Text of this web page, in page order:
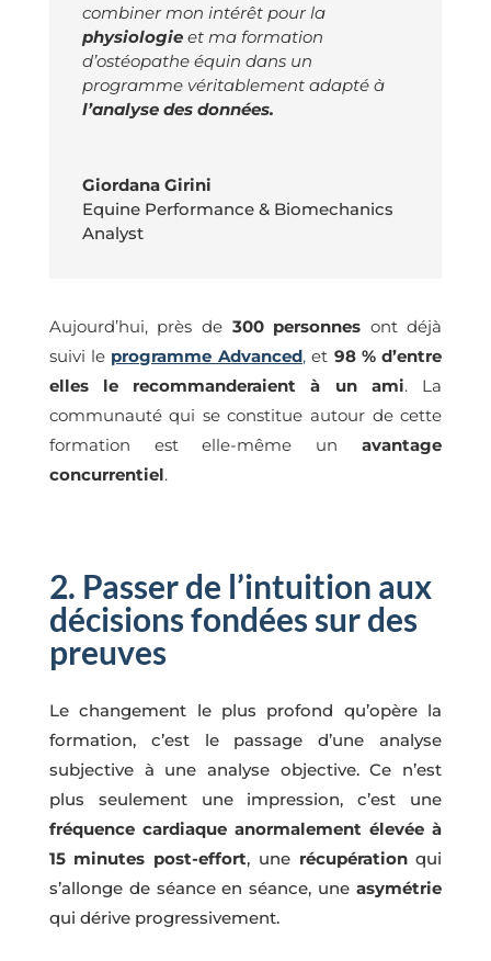
combiner mon intérêt pour la
physiologieet ma formation
d’ostéopathe équin dans un
programme véritablement adapté à
l’analyse des données.
Giordana Girini
Equine Performance & Biomechanics
Analyst
Aujourd’hui, près de 300 personnes ont déjà
suivi le programme Advanced,et 98 % d’entre
elles le recommanderaient à un ami. La
communauté qui se constitue autour de cette
formation est elle-même unavantage
concurrentiel.
2. Passer de l’intuition aux
décisions fondées sur des
preuves
Le changement le plus profond qu’opère la
formation, c’est le passage d’une analyse
subjective à une analyse objective. Ce n’est
plus seulement une impression, c’est une
fréquence cardiaque anormalement élevée à
15 minutes post-effort, une récupérationqui
s’allonge de séance en séance, uneasymétrie
qui dérive progressivement.